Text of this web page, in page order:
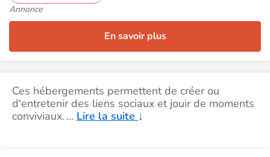
Annonce
En savoir plus
Ces hébergements permettent de créer ou
d'entretenir des liens sociaux et jouir de moments
conviviaux. … Lire la suite ↓